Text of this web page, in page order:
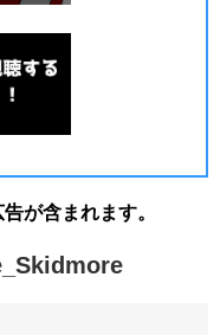
が含まれます。